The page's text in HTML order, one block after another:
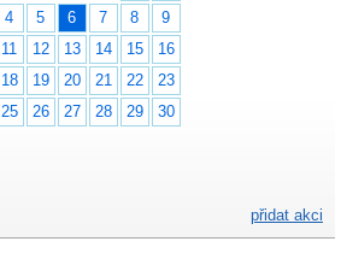
4 5 6 7 8
9
11 12 13 14 15
16
18 19 20 21 22
23
25 26 27 28 29
30
přidat akci